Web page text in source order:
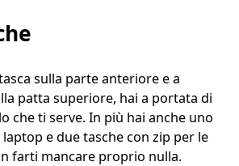
sulla parte anteriore e a
patta superiore, hai a portata di
che ti serve. In più hai anche uno
e due tasche con zip per le
farti mancare proprio nulla.